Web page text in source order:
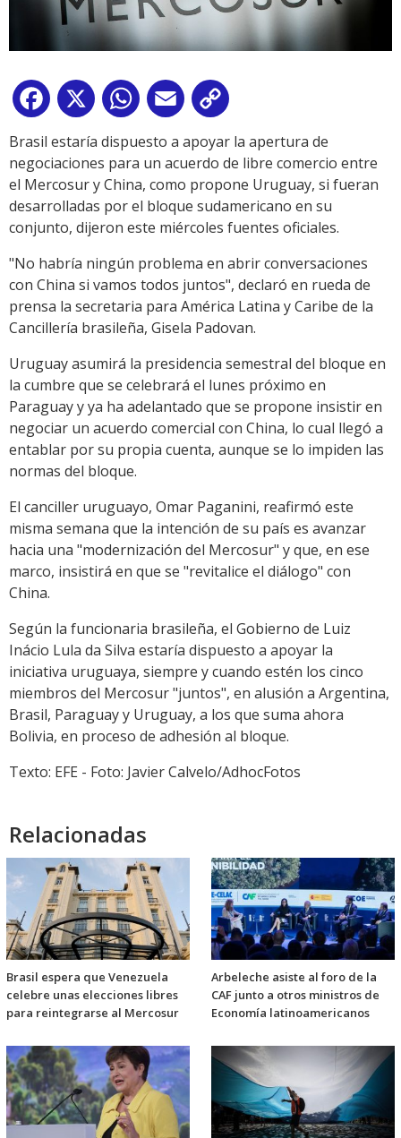
Facebook
X WhatsApp
Email
Link
Brasil estaría dispuesto a apoyar la apertura de
negociaciones para un acuerdo de libre comercio entre
el Mercosur y China, como propone Uruguay, si fueran
desarrolladas por el bloque sudamericano en su
conjunto, dijeron este miércoles fuentes oficiales.
"No habría ningún problema en abrir conversaciones
con China si vamos todos juntos", declaró en rueda de
prensa la secretaria para América Latina y Caribe de la
Cancillería brasileña, Gisela Padovan.
Uruguay asumirá la presidencia semestral del bloque en
la cumbre que se celebrará el lunes próximo en
Paraguay y ya ha adelantado que se propone insistir en
negociar un acuerdo comercial con China, lo cual llegó a
entablar por su propia cuenta, aunque se lo impiden las
normas del bloque.
El canciller uruguayo, Omar Paganini, reafirmó este
misma semana que la intención de su país es avanzar
hacia una "modernización del Mercosur" y que, en ese
marco, insistirá en que se "revitalice el diálogo" con
China.
Según la funcionaria brasileña, el Gobierno de Luiz
Inácio Lula da Silva estaría dispuesto a apoyar la
iniciativa uruguaya, siempre y cuando estén los cinco
miembros del Mercosur "juntos", en alusión a Argentina,
Brasil, Paraguay y Uruguay, a los que suma ahora
Bolivia, en proceso de adhesión al bloque.
Texto: EFE - Foto: Javier Calvelo/AdhocFotos
Relacionadas
Brasil espera que Venezuela
celebre unas elecciones libres
para reintegrarse al Mercosur
Arbeleche asiste al foro de la
CAF junto a otros ministros de
Economía latinoamericanos